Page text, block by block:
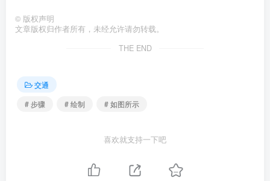
© 版权声明
文章版权归作者所有，未经允许请勿转载。
THE END
交通
# 步骤
# 绘制 # 如图所示
喜欢就支持一下吧